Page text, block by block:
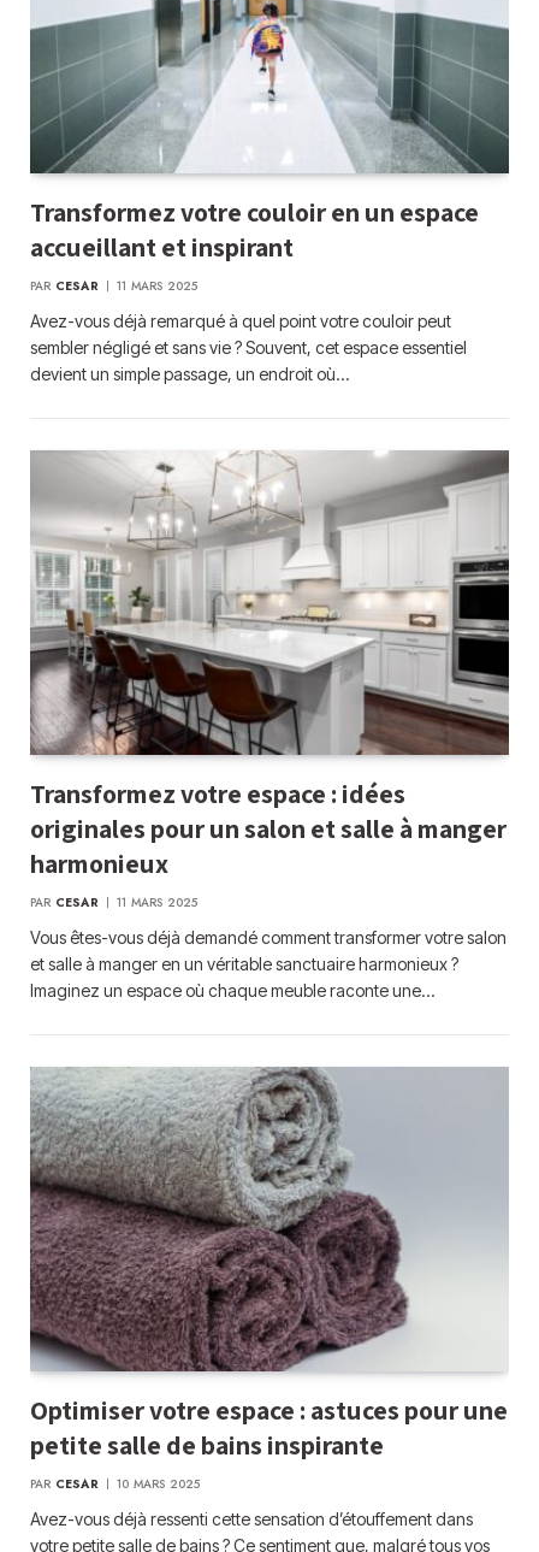
Transformez votre couloir en un espace
accueillant et inspirant
PAR CESAR 11 MARS 2025
Avez-vous déjà remarqué à quel point votre couloir peut
sembler négligé et sans vie ? Souvent, cet espace essentiel
devient un simple passage, un endroit où…
Transformez votre espace : idées
originales pour un salon et salle à manger
harmonieux
PAR CESAR 11 MARS 2025
Vous êtes-vous déjà demandé comment transformer votre salon
et salle à manger en un véritable sanctuaire harmonieux ?
Imaginez un espace où chaque meuble raconte une…
Optimiser votre espace : astuces pour une
petite salle de bains inspirante
PAR CESAR 10 MARS 2025
Avez-vous déjà ressenti cette sensation d’étouffement dans
votre petite salle de bains ? Ce sentiment que, malgré tous vos